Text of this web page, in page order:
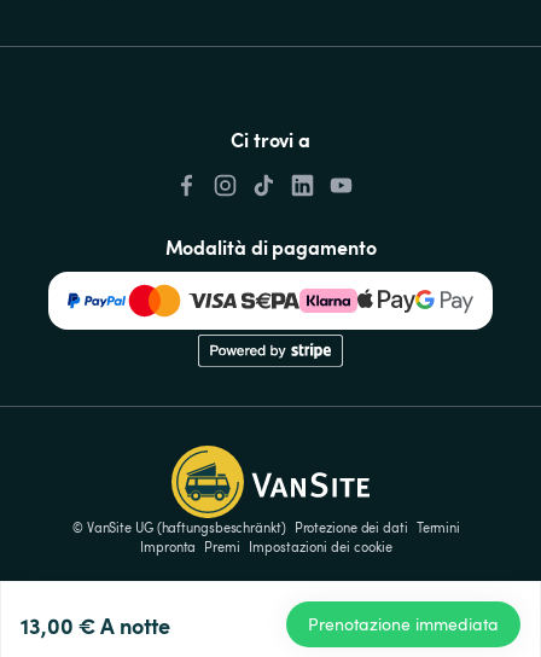
13,00 €A notte Prenotazione immediata
Ci trovi a
Modalità di pagamento
© VanSite UG (haftungsbeschränkt) Protezione dei dati Termini
Impronta
Premi Impostazioni dei cookie